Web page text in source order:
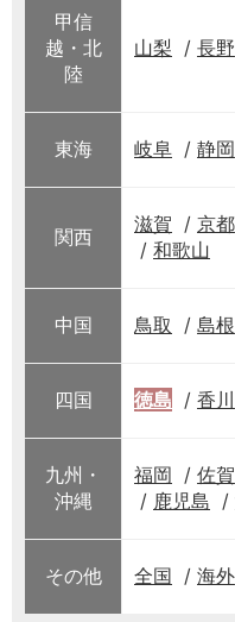
甲信
越・北
陸
山梨 長野
東海 岐阜 静岡
関西
滋賀 京都
和歌山
中国 鳥取 島根
四国 徳島 香川
九州・
沖縄
福岡 佐賀
鹿児島
その他 全国 海外